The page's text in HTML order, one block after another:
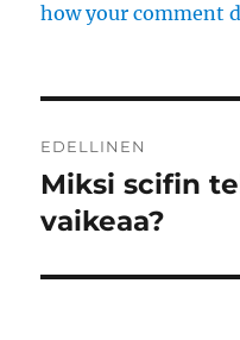
how your comment
selaus
EDELLINEN
Edellinen
artikkeli:
Miksi scifin
vaikeaa?